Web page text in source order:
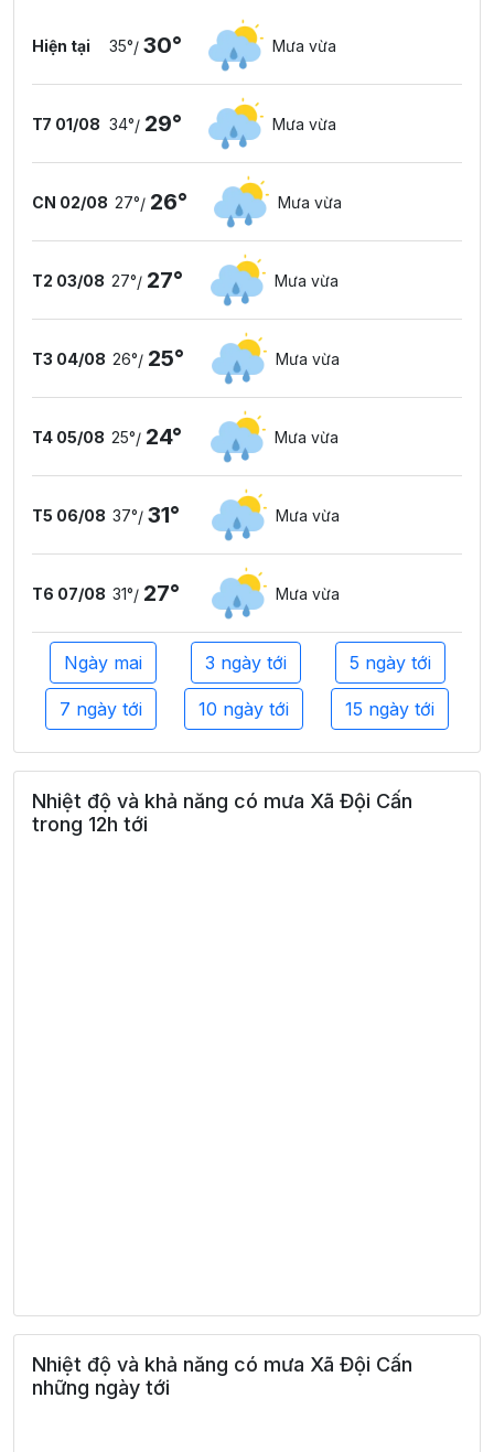
Hiện tại 35°/ 30° Mưa vừa
T7 01/08 34°/ 29° Mưa vừa
CN 02/08 27°/ 26° Mưa vừa
T2 03/08 27°/ 27° Mưa vừa
T3 04/08 26°/ 25° Mưa vừa
T4 05/08 25°/ 24° Mưa vừa
T5 06/08 37°/ 31° Mưa vừa
T6 07/08 31°/ 27° Mưa vừa
Ngày mai 3 ngày tới 5 ngày tới
7 ngày tới 10 ngày tới 15 ngày tới
Nhiệt độ và khả năng có mưa Xã Đội Cấn
trong 12h tới
Nhiệt độ và khả năng có mưa Xã Đội Cấn
những ngày tới